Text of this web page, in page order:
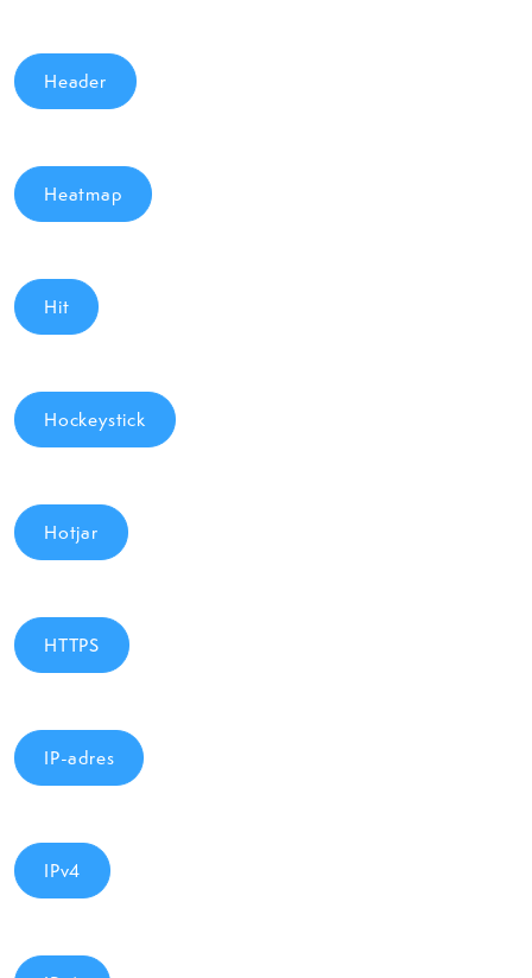
Header
Heatmap
Hit
Hockeystick
Hotjar
HTTPS
IP-adres
IPv4